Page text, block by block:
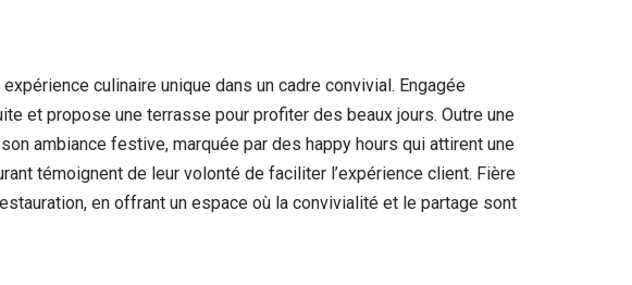
culinaire unique dans un cadre convivial. Engagée
et propose une terrasse pour profiter des beaux jours. Outre une
ambiance festive, marquée par des happy hours qui attirent une
témoignent de leur volonté de faciliter l’expérience client. Fière
en offrant un espace où la convivialité et le partage sont